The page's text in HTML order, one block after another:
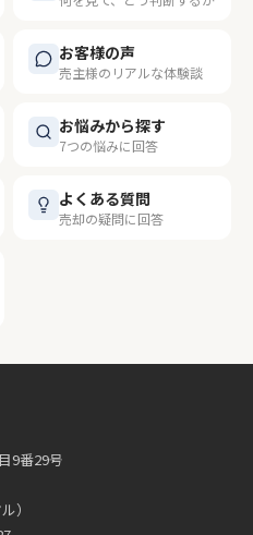
お客様の声
売主様のリアルな体験談
お悩みから探す
7つの悩みに回答
よくある質問
売却の疑問に回答
9番29号
）